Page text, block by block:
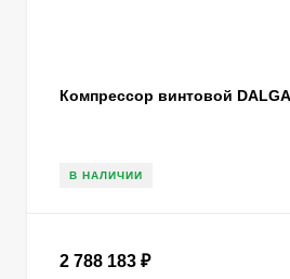
Компрессор винтовой
В НАЛИЧИИ
2 788 183 ₽